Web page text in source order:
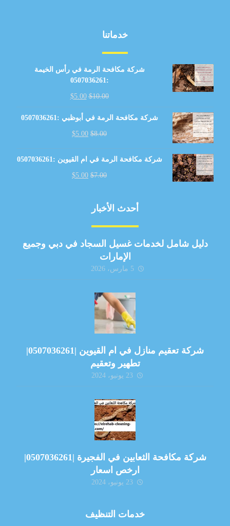
خدماتنا
شركة مكافحة الرمة في رأس الخيمة
:0507036261
$10.00
$5.00
شركة مكافحة الرمة في أبوظبي :0507036261
$8.00
$5.00
شركة مكافحة الرمة في ام القيوين :0507036261
$7.00
$5.00
أحدث الأخبار
دليل شامل لخدمات غسيل السجاد في دبي وجميع
الإمارات
5 مارس، 2026
شركة تعقيم منازل في ام القيوين |0507036261|
تطهير وتعقيم
23 يونيو، 2024
شركة مكافحة الثعابين في الفجيرة |0507036261|
ارخص اسعار
23 يونيو، 2024
خدمات التنظيف